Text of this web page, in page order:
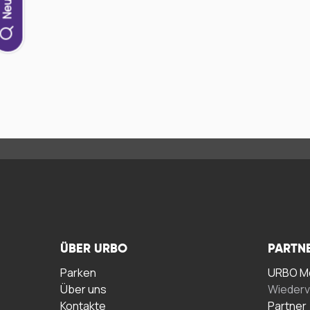
ÜBER URBO
Parken
Über uns
Kontakte
URBO
Partner